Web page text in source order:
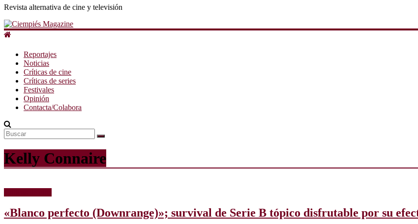
Revista alternativa de cine y televisión
Reportajes
Noticias
Críticas de cine
Críticas de series
Festivales
Opinión
Contacta/Colabora
Kelly Connaire
«Blanco perfecto (Downrange)»; survival de Serie B tópico disfrutable por su